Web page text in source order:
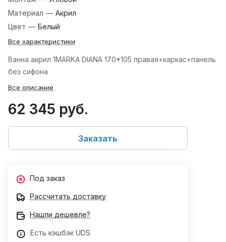
Материал — Акрил
Цвет — Белый
Все характеристики
Ванна акрил 1MARKA DIANA 170*105 правая+каркас+панель
без сифона
Все описание
62 345 руб.
Заказать
Под заказ
Рассчитать доставку
Нашли дешевле?
Есть кэшбэк UDS